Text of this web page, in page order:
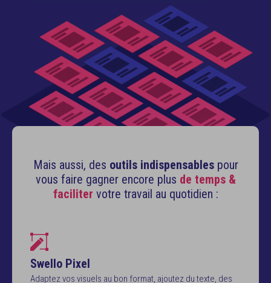
Mais aussi, des outils indispensablespour
vous faire gagner encore plus de temps &
faciliter votre travail au quotidien :
Swello Pixel
Adaptez vos visuels au bon format, ajoutez du texte, des